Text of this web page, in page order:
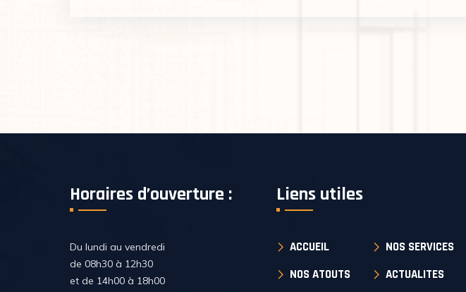
Horaires d’ouverture :
Du lundi au vendredi
de 08h30 à 12h30
et de 14h00 à 18h00
Liens utiles
ACCUEIL
NOS SERVICES
NOS ATOUTS
ACTUALITES